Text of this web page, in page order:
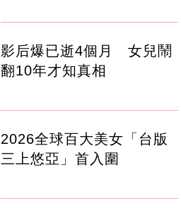
影后爆已逝4個月 女兒鬧
翻10年才知真相
2026全球百大美女「台版
三上悠亞」首入圍